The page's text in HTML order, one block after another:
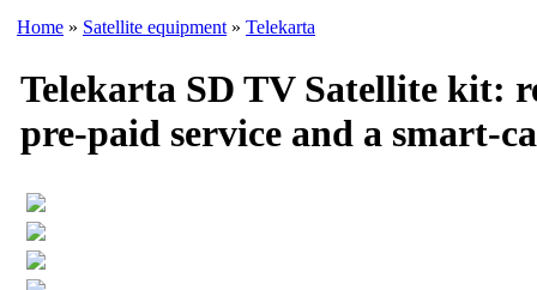
Home » Satellite equipment » Telekarta
Telekarta SD TV Satellite kit:
pre-paid service and a smart-